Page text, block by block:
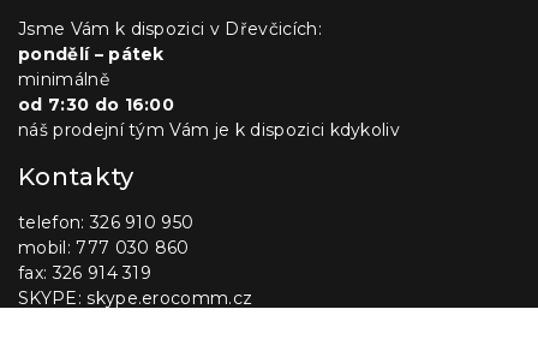
Jsme Vám k dispozici v Dřevčicích:
pondělí – pátek
minimálně
od 7:30 do 16:00
náš prodejní tým Vám je k dispozici kdykoliv
Kontakty
telefon: 326 910 950
mobil: 777 030 860
fax: 326 914 319
SKYPE: skype.erocomm.cz